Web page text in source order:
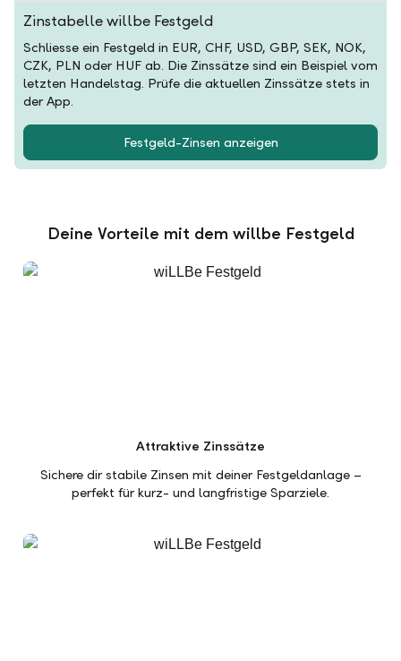
Zinstabelle willbe Festgeld
Schliesse ein Festgeld in EUR, CHF, USD, GBP, SEK, NOK,
CZK, PLN oder HUF ab. Die Zinssätze sind ein Beispiel vom
letzten Handelstag. Prüfe die aktuellen Zinssätze stets in
der App.
Festgeld-Zinsen anzeigen
Deine Vorteile mit dem willbe Festgeld
Attraktive Zinssätze
Sichere dir stabile Zinsen mit deiner Festgeldanlage –
perfekt für kurz- und langfristige Sparziele.